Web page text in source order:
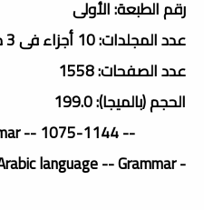
رقم الطبعة: الأولى
عدد المجلدات: 10 أجزاء فى 3 مجلدات
عدد الصفحات: 1558
الحجم (بالميجا): 199.0
-- 1075-1144 --
language -- Grammar -